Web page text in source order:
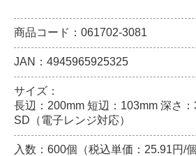
商品コード：061702-3081
JAN：4945965925325
サイズ：
長辺：200mm 短辺：103mm 深さ：
SD（電子レンジ対応）
入数：600個（税込単価：25.91円/個